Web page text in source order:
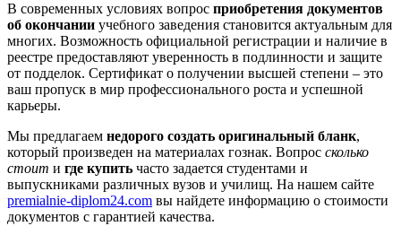
В современных условиях вопрос приобретения документов
об окончании учебного заведения становится актуальным для
многих. Возможность официальной регистрации и наличие в
реестре предоставляют уверенность в подлинности и защите
от подделок. Сертификат о получении высшей степени – это
ваш пропуск в мир профессионального роста и успешной
карьеры.
Мы предлагаем недорого создать оригинальный бланк,
который произведен на материалах гознак. Вопрос сколько
стоит и где купить часто задается студентами и
выпускниками различных вузов и училищ. На нашем сайте
premialnie-diplom24.com вы найдете информацию о стоимости
документов с гарантией качества.